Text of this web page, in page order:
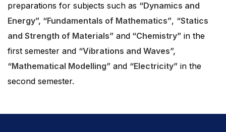
preparations for subjects such as “Dynamics and
Energy”, “Fundamentals of Mathematics”, “Statics
and Strength of Materials” and “Chemistry” in the
first semester and “Vibrations and Waves”,
“Mathematical Modelling” and “Electricity” in the
second semester.